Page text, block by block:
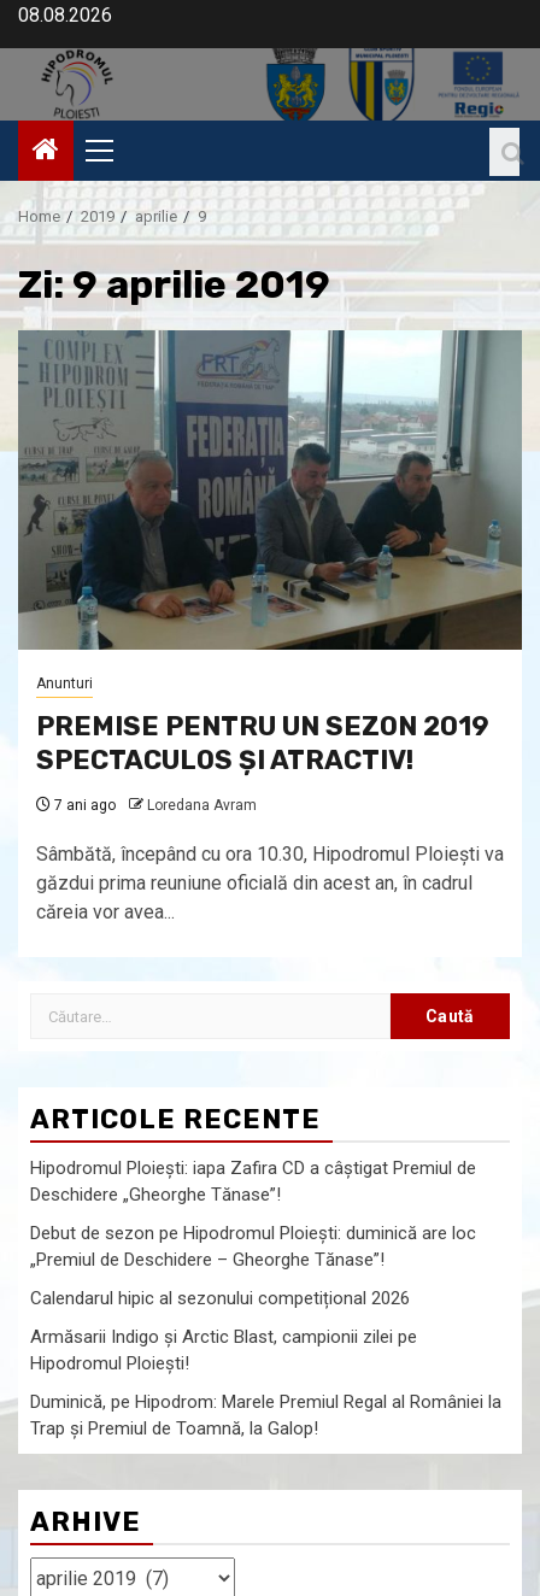
08.08.2026
Home 2019 aprilie 9
Zi:9 aprilie 2019
Anunturi
PREMISE PENTRU UN SEZON 2019
SPECTACULOS ŞI ATRACTIV!
7 ani ago Loredana Avram
Sâmbătă, începând cu ora 10.30, Hipodromul Ploieşti va
găzdui prima reuniune oficială din acest an, în cadrul
căreia vor avea...
ARTICOLE RECENTE
Hipodromul Ploieşti: iapa Zafira CD a câştigat Premiul de
Deschidere „Gheorghe Tănase”!
Debut de sezon pe Hipodromul Ploieşti: duminică are loc
„Premiul de Deschidere – Gheorghe Tănase”!
Calendarul hipic al sezonului competițional 2026
Armăsarii Indigo şi Arctic Blast, campionii zilei pe
Hipodromul Ploieşti!
Duminică, pe Hipodrom: Marele Premiul Regal al României la
Trap şi Premiul de Toamnă, la Galop!
ARHIVE